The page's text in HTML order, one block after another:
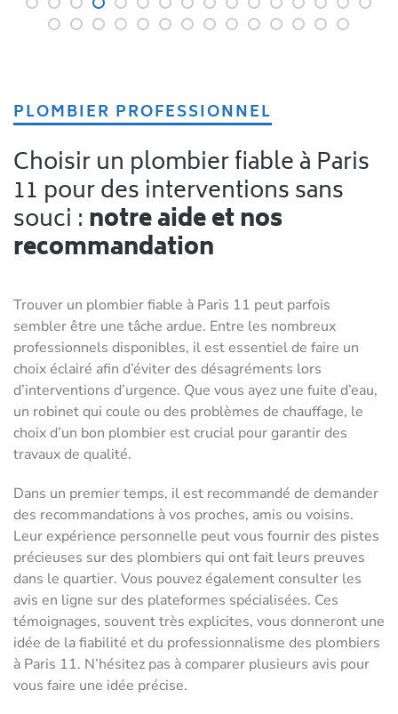
PLOMBIER PROFESSIONNEL
Choisir un plombier fiable à Paris
11 pour des interventions sans
souci : notre aide et nos
recommandation
Trouver un plombier fiable à Paris 11 peut parfois
sembler être une tâche ardue. Entre les nombreux
professionnels disponibles, il est essentiel de faire un
choix éclairé afin d’éviter des désagréments lors
d’interventions d’urgence. Que vous ayez une fuite d’eau,
un robinet qui coule ou des problèmes de chauffage, le
choix d’un bon plombier est crucial pour garantir des
travaux de qualité.
Dans un premier temps, il est recommandé de demander
des recommandations à vos proches, amis ou voisins.
Leur expérience personnelle peut vous fournir des pistes
précieuses sur des plombiers qui ont fait leurs preuves
dans le quartier. Vous pouvez également consulter les
avis en ligne sur des plateformes spécialisées. Ces
témoignages, souvent très explicites, vous donneront une
idée de la fiabilité et du professionnalisme des plombiers
à Paris 11. N’hésitez pas à comparer plusieurs avis pour
vous faire une idée précise.